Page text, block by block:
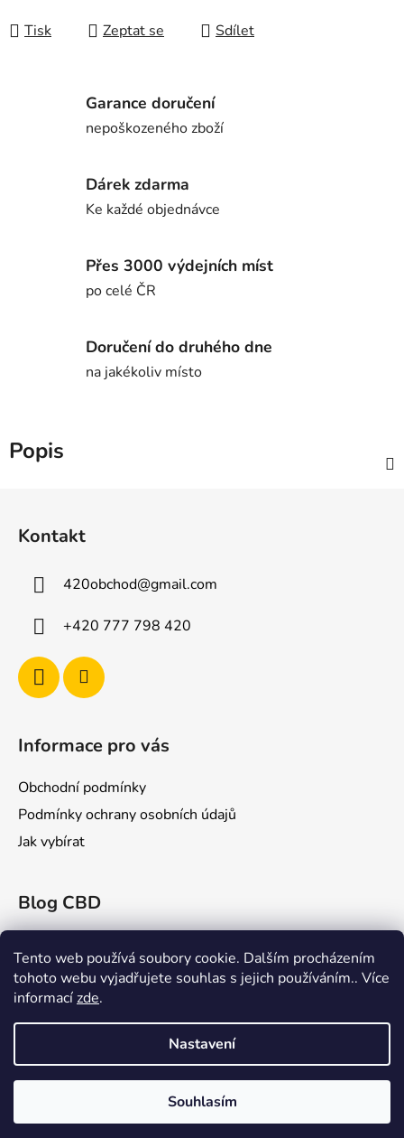
Tento web používá soubory cookie. Dalším procházením
tohoto webu vyjadřujete souhlas s jejich používáním.. Více
informacízde.
Nastavení
Souhlasím
Tisk Zeptat se Sdílet
Garance doručení
nepoškozeného zboží
Dárek zdarma
Ke každé objednávce
Přes 3000 výdejních míst
po celé ČR
Doručení do druhého dne
na jakékoliv místo
Popis
Kontakt
420obchod@gmail.com
+420 777 798 420
Informace pro vás
Obchodní podmínky
Podmínky ochrany osobních údajů
Jak vybírat
Blog CBD
Ostravě
CBD a Jeho Účinky na Žilní Systém: Co Říká
Věda?
Rick Simpson: Průkopník v Léčbě Konopím
Vytvořil Shoptet
Copyright 2026cbd-oil.cz. Všechna práva vyhrazena.